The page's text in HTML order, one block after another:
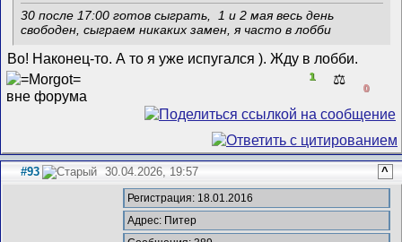
30 после 17:00 готов сыграть, 1 и 2 мая весь день
свободен, сыграем никаких замен, я часто в лобби
Во! Наконец-то. А то я уже испугался ). Жду в лобби.
1 ⚖️
0
#93 30.04.2026, 19:57 ^
Регистрация: 18.01.2016
Адрес: Питер